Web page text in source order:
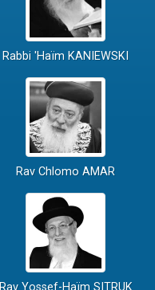
Rabbi 'Haïm KANIEWSKI
Rav Chlomo AMAR
Rav Yossef-Haïm SITRUK